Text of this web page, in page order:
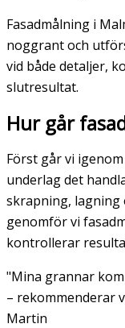
Fasadmålning i
noggrant och
vid både detaljer,
slutresultat.
Hur går
Först går vi
underlag det
skrapning, lagning
genomför vi
kontrollerar
"Mina grannar
– rekommenderar
Martin